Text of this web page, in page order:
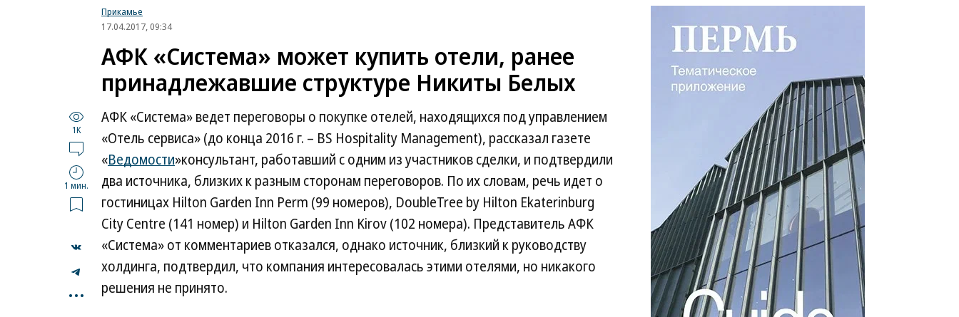
Прикамье
17.04.2017, 09:34
АФК «Система» может купить отели, ранее
принадлежавшие структуре Никиты Белых
1K
1 мин.
...
АФК «Система» ведет переговоры о покупке отелей, находящихся под управлением
«Отель сервиса» (до конца 2016 г. – BS Hospitality Management), рассказал газете
«Ведомости»консультант, работавший с одним из участников сделки, и подтвердили
два источника, близких к разным сторонам переговоров. По их словам, речь идет о
гостиницах Hilton Garden Inn Perm (99 номеров), DoubleTree by Hilton Ekaterinburg
City Centre (141 номер) и Hilton Garden Inn Kirov (102 номера). Представитель АФК
«Система» от комментариев отказался, однако источник, близкий к руководству
холдинга, подтвердил, что компания интересовалась этими отелями, но никакого
решения не принято.